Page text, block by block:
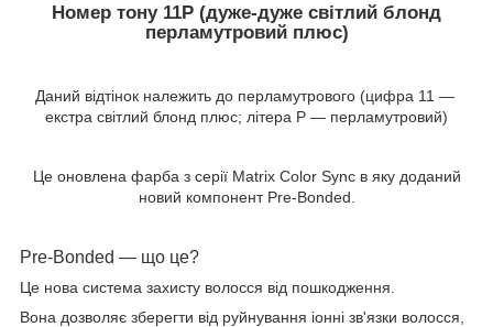
Номер тону 11P (дуже-дуже світлий блонд
перламутровий плюс)
Даний відтінок належить до перламутрового (цифра 11 ―
екстра світлий блонд плюс; літера P ― перламутровий)
Це оновлена фарба з серії Matrix Color Sync в яку доданий
новий компонент Pre-Bonded.
Pre-Bonded ― що це?
Це нова система захисту волосся від пошкодження.
Вона дозволяє зберегти від руйнування іонні зв'язки волосся,